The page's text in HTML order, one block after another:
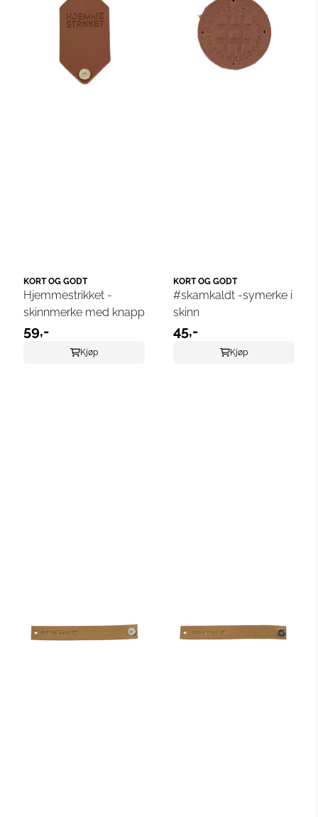
KORT OG GODT
Hjemmestrikket -
skinnmerke med knapp
59,-
Kjøp
KORT OG GODT
#skamkaldt -symerke i
skinn
45,-
Kjøp